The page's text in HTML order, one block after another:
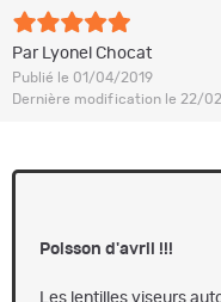
Par Lyonel Chocat
Publié le 01/04/2019
Dernière modification le 22/
Poisson d'avril !!!
Les lentilles viseurs